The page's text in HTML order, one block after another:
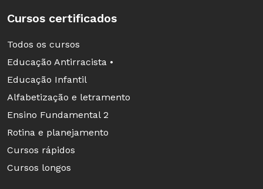
Cursos certificados
Todos os cursos
Educação Antirracista •
Educação Infantil
Alfabetização e letramento
Ensino Fundamental 2
Rotina e planejamento
Cursos rápidos
Cursos longos